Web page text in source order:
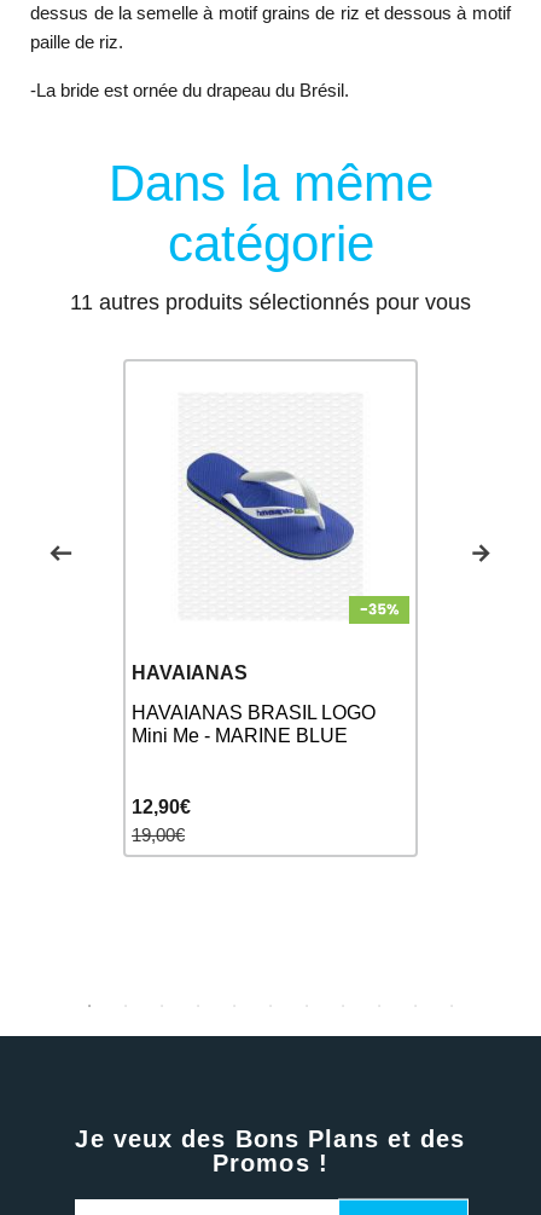
dessus de la semelle à motif grains de riz et dessous à motif
paille de riz.
-La bride est ornée du drapeau du Brésil.
Dans la même
catégorie
11 autres produits sélectionnés pour vous
HAVAIANAS
HAVAIANAS BRASIL LOGO
Mini Me - MARINE BLUE
12,90€
19,00€
Je veux des Bons Plans et des
Promos !